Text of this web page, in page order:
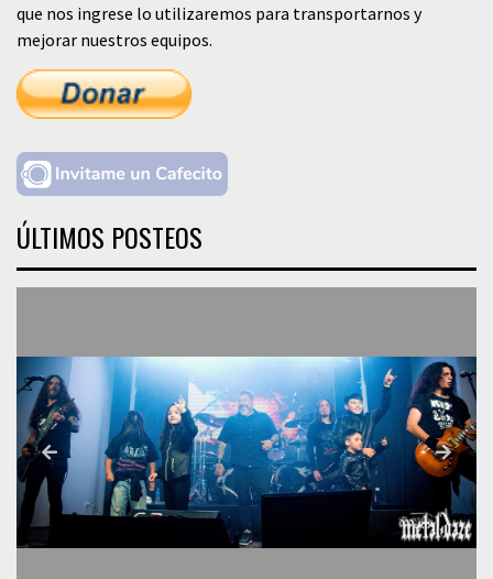
que nos ingrese lo utilizaremos para transportarnos y
mejorar nuestros equipos.
ÚLTIMOS POSTEOS